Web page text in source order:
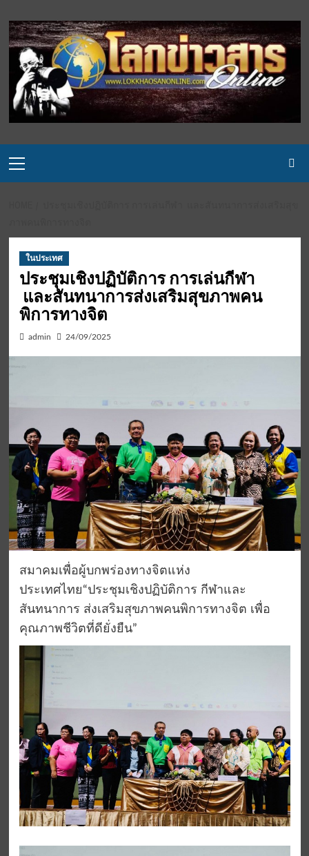
to
content
Menu
ในประเทศ
ประชุมเชิงปฏิบัติการ การเล่นกีฬา
และสันทนาการส่งเสริมสุขภาพคน
พิการทางจิต
admin 24/09/2025
สมาคมเพื่อผู้บกพร่องทางจิตแห่ง
ประเทศไทย“ประชุมเชิงปฏิบัติการ กีฬาและ
สันทนาการ ส่งเสริมสุขภาพคนพิการทางจิต เพื่อ
คุณภาพชีวิตที่ดียั่งยืน”